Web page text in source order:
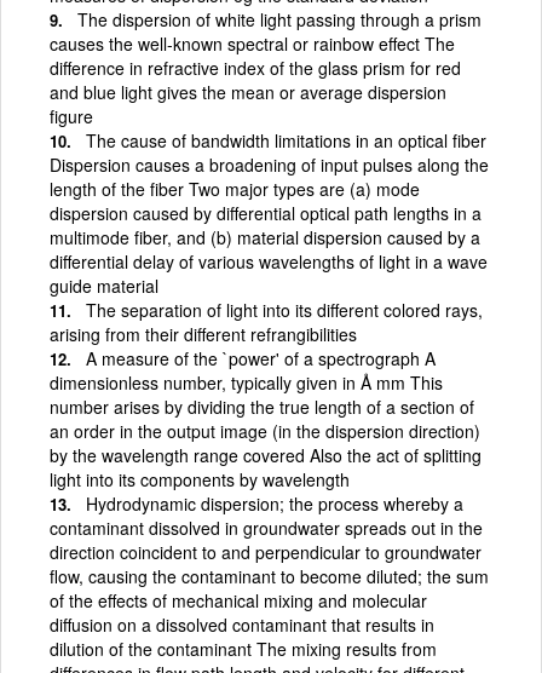
The dispersion of white light passing through a prism
causes the well-known spectral or rainbow effect The
difference in refractive index of the glass prism for red
and blue light gives the mean or average dispersion
figure
The cause of bandwidth limitations in an optical fiber
Dispersion causes a broadening of input pulses along the
length of the fiber Two major types are (a) mode
dispersion caused by differential optical path lengths in a
multimode fiber, and (b) material dispersion caused by a
differential delay of various wavelengths of light in a wave
guide material
The separation of light into its different colored rays,
arising from their different refrangibilities
A measure of the `power' of a spectrograph A
dimensionless number, typically given in Å mm This
number arises by dividing the true length of a section of
an order in the output image (in the dispersion direction)
by the wavelength range covered Also the act of splitting
light into its components by wavelength
Hydrodynamic dispersion; the process whereby a
contaminant dissolved in groundwater spreads out in the
direction coincident to and perpendicular to groundwater
flow, causing the contaminant to become diluted; the sum
of the effects of mechanical mixing and molecular
diffusion on a dissolved contaminant that results in
dilution of the contaminant The mixing results from